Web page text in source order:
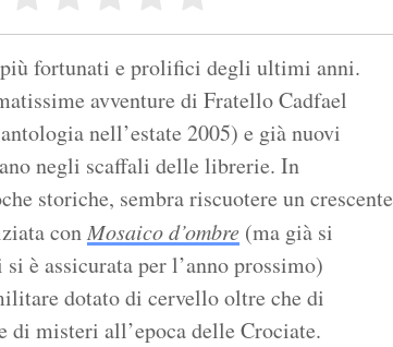
fortunati e prolifici degli ultimi anni.
avventure di Fratello Cadfael
nell’estate 2005) e già nuovi
negli scaffali delle librerie. In
storiche, sembra riscuotere un crescente
conMosaico d’ombre (ma già si
è assicurata per l’anno prossimo)
dotato di cervello oltre che di
misteri all’epoca delle Crociate.